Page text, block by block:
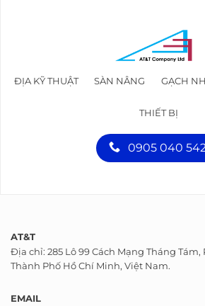
ĐỊA KỸ THUẬT SÀN NÂNG
THIẾT BỊ
0905 040 542
Thành Phố Hồ Chí Minh, Việt Nam.